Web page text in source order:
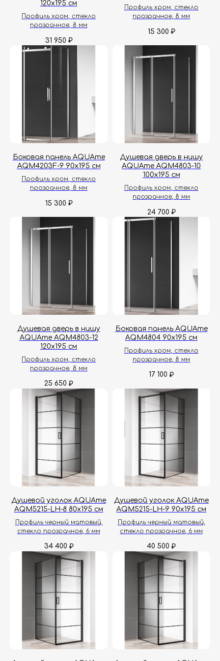
120х195 см
Профиль хром, стекло
прозрачное, 8 мм
31 950 ₽
Профиль хром, стекло
прозрачное, 8 мм
15 300 ₽
Боковая панель AQUAme
AQM4203F-9 90х195 см
Профиль хром, стекло
прозрачное, 8 мм
15 300 ₽
Душевая дверь в нишу
AQUAme AQM4803-10
100х195 см
Профиль хром, стекло
прозрачное, 8 мм
24 700 ₽
Душевая дверь в нишу
AQUAme AQM4803-12
120х195 см
Профиль хром, стекло
прозрачное, 8 мм
25 650 ₽
Боковая панель AQUAme
AQM4804 90х195 см
Профиль хром, стекло
прозрачное, 8 мм
17 100 ₽
Душевой уголок AQUAme
AQM5215-LH-8 80х195 см
Профиль черный матовый,
стекло прозрачное, 6 мм
34 400 ₽
Душевой уголок AQUAme
AQM5215-LH-9 90х195 см
Профиль черный матовый,
стекло прозрачное, 6 мм
40 500 ₽